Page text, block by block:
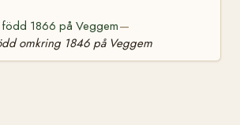
född 1866 på Veggem—
omkring 1846 på Veggem